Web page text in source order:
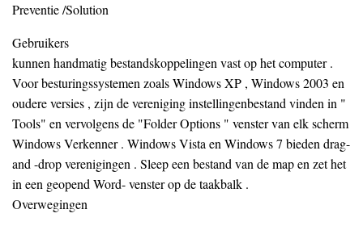
Preventie /Solution
Gebruikers
kunnen handmatig bestandskoppelingen vast op het computer .
Voor besturingssystemen zoals Windows XP , Windows 2003 en
oudere versies , zijn de vereniging instellingenbestand vinden in "
Tools" en vervolgens de "Folder Options " venster van elk scherm
Windows Verkenner . Windows Vista en Windows 7 bieden drag-
and -drop verenigingen . Sleep een bestand van de map en zet het
in een geopend Word- venster op de taakbalk .
Overwegingen